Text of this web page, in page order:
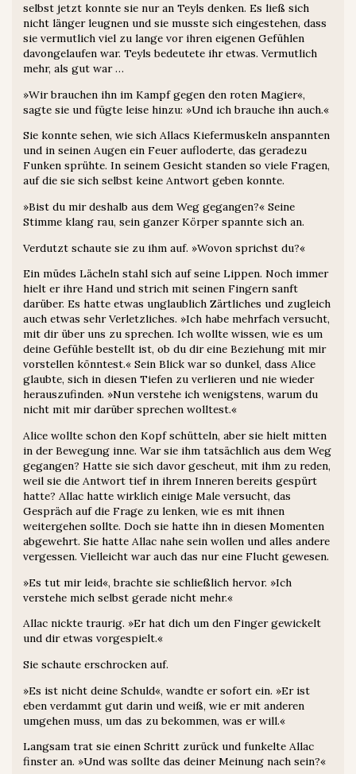
selbst jetzt konnte sie nur an Teyls denken. Es ließ sich
nicht länger leugnen und sie musste sich eingestehen, dass
sie vermutlich viel zu lange vor ihren eigenen Gefühlen
davongelaufen war. Teyls bedeutete ihr etwas. Vermutlich
mehr, als gut war …
»Wir brauchen ihn im Kampf gegen den roten Magier«,
sagte sie und fügte leise hinzu: »Und ich brauche ihn auch.«
Sie konnte sehen, wie sich Allacs Kiefermuskeln anspannten
und in seinen Augen ein Feuer aufloderte, das geradezu
Funken sprühte. In seinem Gesicht standen so viele Fragen,
auf die sie sich selbst keine Antwort geben konnte.
»Bist du mir deshalb aus dem Weg gegangen?« Seine
Stimme klang rau, sein ganzer Körper spannte sich an.
Verdutzt schaute sie zu ihm auf. »Wovon sprichst du?«
Ein müdes Lächeln stahl sich auf seine Lippen. Noch immer
hielt er ihre Hand und strich mit seinen Fingern sanft
darüber. Es hatte etwas unglaublich Zärtliches und zugleich
auch etwas sehr Verletzliches. »Ich habe mehrfach versucht,
mit dir über uns zu sprechen. Ich wollte wissen, wie es um
deine Gefühle bestellt ist, ob du dir eine Beziehung mit mir
vorstellen könntest.« Sein Blick war so dunkel, dass Alice
glaubte, sich in diesen Tiefen zu verlieren und nie wieder
herauszufinden. »Nun verstehe ich wenigstens, warum du
nicht mit mir darüber sprechen wolltest.«
Alice wollte schon den Kopf schütteln, aber sie hielt mitten
in der Bewegung inne. War sie ihm tatsächlich aus dem Weg
gegangen? Hatte sie sich davor gescheut, mit ihm zu reden,
weil sie die Antwort tief in ihrem Inneren bereits gespürt
hatte? Allac hatte wirklich einige Male versucht, das
Gespräch auf die Frage zu lenken, wie es mit ihnen
weitergehen sollte. Doch sie hatte ihn in diesen Momenten
abgewehrt. Sie hatte Allac nahe sein wollen und alles andere
vergessen. Vielleicht war auch das nur eine Flucht gewesen.
»Es tut mir leid«, brachte sie schließlich hervor. »Ich
verstehe mich selbst gerade nicht mehr.«
Allac nickte traurig. »Er hat dich um den Finger gewickelt
und dir etwas vorgespielt.«
Sie schaute erschrocken auf.
»Es ist nicht deine Schuld«, wandte er sofort ein. »Er ist
eben verdammt gut darin und weiß, wie er mit anderen
umgehen muss, um das zu bekommen, was er will.«
Langsam trat sie einen Schritt zurück und funkelte Allac
finster an. »Und was sollte das deiner Meinung nach sein?«